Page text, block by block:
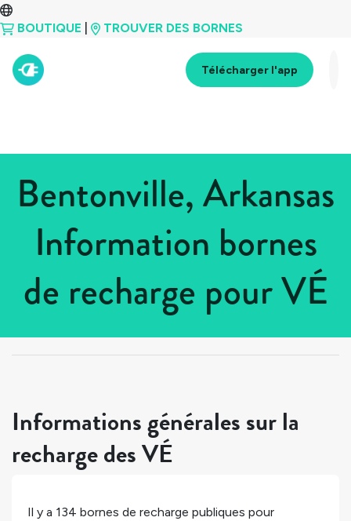
BOUTIQUE TROUVER DES BORNES
Télécharger l'app
Bentonville, Arkansas
Information bornes
de recharge pour VÉ
États-Unis > Arkansas
Informations générales sur la
recharge des VÉ
Il y a 134 bornes de recharge publiques pour